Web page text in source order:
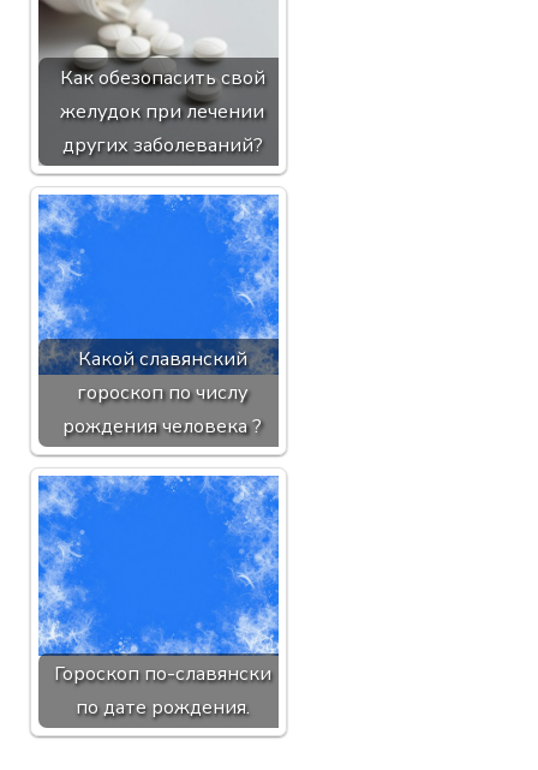
Как обезопасить свой
желудок при лечении
других заболеваний?
Какой славянский
гороскоп по числу
рождения человека ?
Гороскоп по-славянски
по дате рождения.